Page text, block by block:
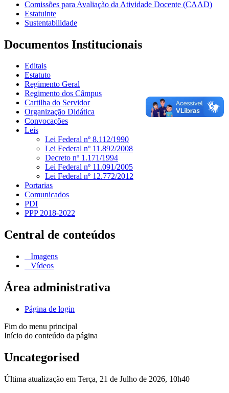
Comissões para Avaliação da Atividade Docente (CAAD)
Estatuinte
Sustentabilidade
Documentos Institucionais
Editais
Estatuto
Regimento Geral
Regimento dos Câmpus
Cartilha do Servidor
Organização Didática
Convocações
Leis
Lei Federal nº 8.112/1990
Lei Federal nº 11.892/2008
Decreto nº 1.171/1994
Lei Federal nº 11.091/2005
Lei Federal nº 12.772/2012
Portarias
Comunicados
PDI
PPP 2018-2022
Central de conteúdos
Imagens
Vídeos
Área administrativa
Página de login
Fim do menu principal
Início do conteúdo da página
Uncategorised
Última atualização em Terça, 21 de Julho de 2026, 10h40